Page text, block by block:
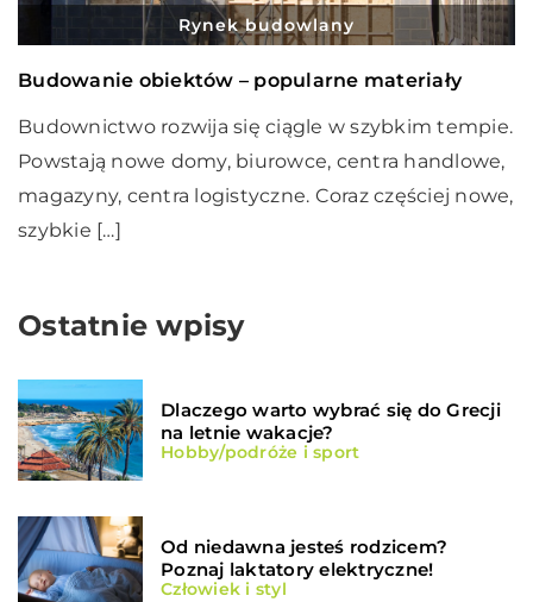
Rynek budowlany
Budowanie obiektów – popularne materiały
Budownictwo rozwija się ciągle w szybkim tempie.
Powstają nowe domy, biurowce, centra handlowe,
magazyny, centra logistyczne. Coraz częściej nowe,
szybkie […]
Ostatnie wpisy
Dlaczego warto wybrać się do Grecji
na letnie wakacje?
Hobby/podróże i sport
Od niedawna jesteś rodzicem?
Poznaj laktatory elektryczne!
Człowiek i styl